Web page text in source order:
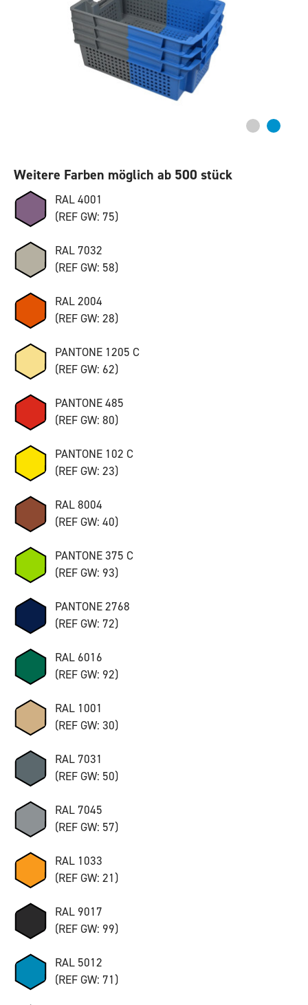
Weitere Farben möglich ab 500 stück
RAL 4001
(REF GW: 75)
RAL 7032
(REF GW: 58)
RAL 2004
(REF GW: 28)
PANTONE 1205 C
(REF GW: 62)
PANTONE 485
(REF GW: 80)
PANTONE 102 C
(REF GW: 23)
RAL 8004
(REF GW: 40)
PANTONE 375 C
(REF GW: 93)
PANTONE 2768
(REF GW: 72)
RAL 6016
(REF GW: 92)
RAL 1001
(REF GW: 30)
RAL 7031
(REF GW: 50)
RAL 7045
(REF GW: 57)
RAL 1033
(REF GW: 21)
RAL 9017
(REF GW: 99)
RAL 5012
(REF GW: 71)